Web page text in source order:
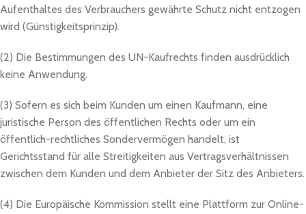
Aufenthaltes des Verbrauchers gewährte Schutz nicht entzogen
wird (Günstigkeitsprinzip).
(2) Die Bestimmungen des UN-Kaufrechts finden ausdrücklich
keine Anwendung.
(3) Sofern es sich beim Kunden um einen Kaufmann, eine
juristische Person des öffentlichen Rechts oder um ein
öffentlich-rechtliches Sondervermögen handelt, ist
Gerichtsstand für alle Streitigkeiten aus Vertragsverhältnissen
zwischen dem Kunden und dem Anbieter der Sitz des Anbieters.
(4) Die Europäische Kommission stellt eine Plattform zur Online-